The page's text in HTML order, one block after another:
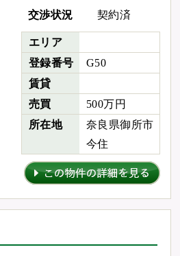
交渉状況 契約済
エリア
登録番号
G50
賃貸
売買
500万円
所在地
奈良県御所市
今住